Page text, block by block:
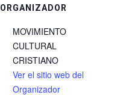
ORGANIZADOR
MOVIMIENTO
CULTURAL
CRISTIANO
Ver el sitio web del
Organizador